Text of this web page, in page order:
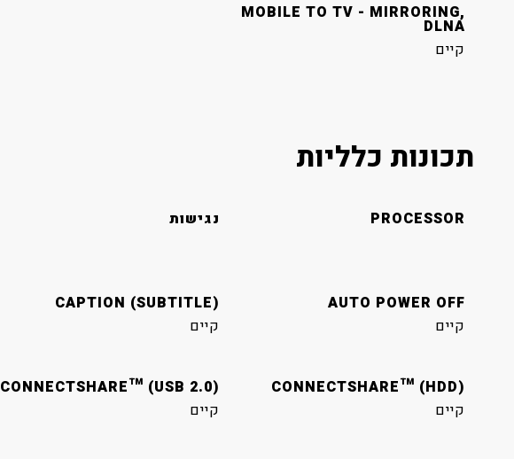
MOBILE TO TV - MIRRORING,
DLNA
קיים
תכונות כלליות
PROCESSOR נגישות
AUTO POWER OFF
קיים
CAPTION (SUBTITLE)
קיים
CONNECTSHARE™ (HDD)
קיים
CONNECTSHARE™ (USB 2.0)
קיים